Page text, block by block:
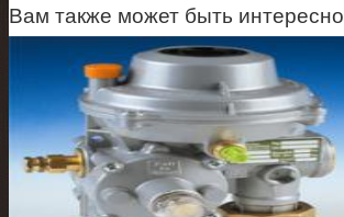
Вам также может быть интересно